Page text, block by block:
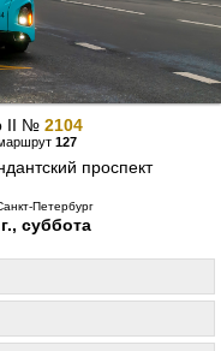
II № 2104
127
проспект
Петербург
суббота